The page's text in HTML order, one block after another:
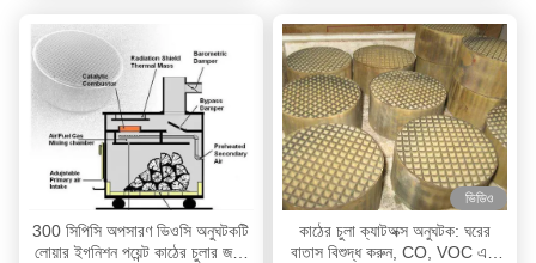
300 সিপিসি অপসারণ ভিওসি অনুঘটকটি
লোয়ার ইগনিশন পয়েন্ট কাঠের চুলার জন্য
ভিডিও
কাঠের চুলা ক্যাটঅক্স অনুঘটক: ঘরের
বাতাস বিশুদ্ধ করুন, CO, VOC এবং